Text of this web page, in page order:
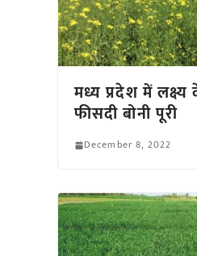
मध्य प्रदेश में लक्ष्य
फीसदी बोनी पूरी
December 8, 2022